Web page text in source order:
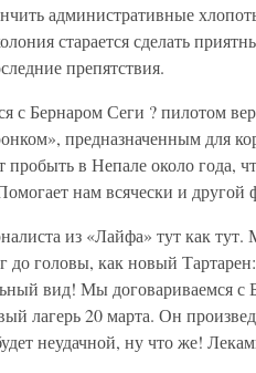
административные
старается сделать
препятствия.
с Бернаром Сеги ? пилотом
предназначенным для
пробыть в Непале около года,
нам всячески и
из «Лайфа» тут как тут.
до головы, как новый
вид! Мы договариваемся с
лагерь 20 марта. Он
неудачной, ну что же!